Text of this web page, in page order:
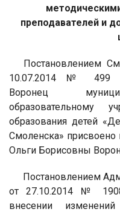
преподавателей и
Постановлением
10.07.2014 № 499
Воронец
образовательному
образования детей
Смоленска»
Ольги Борисовны
Постановлением
от 27.10.2014 №
внесении